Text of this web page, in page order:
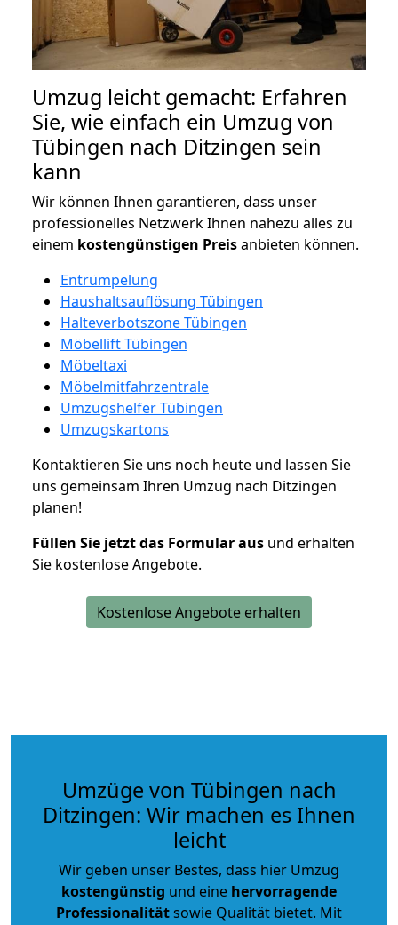
Umzug leicht gemacht: Erfahren
Sie, wie einfach ein Umzug von
Tübingen nach Ditzingen sein
kann
Wir können Ihnen garantieren, dass unser
professionelles Netzwerk Ihnen nahezu alles zu
einem kostengünstigen Preisanbieten können.
Entrümpelung
Haushaltsauflösung Tübingen
Halteverbotszone Tübingen
Möbellift Tübingen
Möbeltaxi
Möbelmitfahrzentrale
Umzugshelfer Tübingen
Umzugskartons
Kontaktieren Sie uns noch heute und lassen Sie
uns gemeinsam Ihren Umzug nach Ditzingen
planen!
Füllen Sie jetzt das Formular aus und erhalten
Sie kostenlose Angebote.
Kostenlose Angebote erhalten
Umzüge von Tübingen nach
Ditzingen: Wir machen es Ihnen
leicht
Wir geben unser Bestes, dass hier Umzug
kostengünstig und eine hervorragende
Professionalitätsowie Qualität bietet. Mit